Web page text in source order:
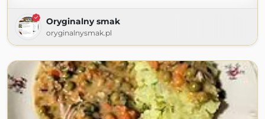
Oryginalny smak
oryginalnysmak.pl